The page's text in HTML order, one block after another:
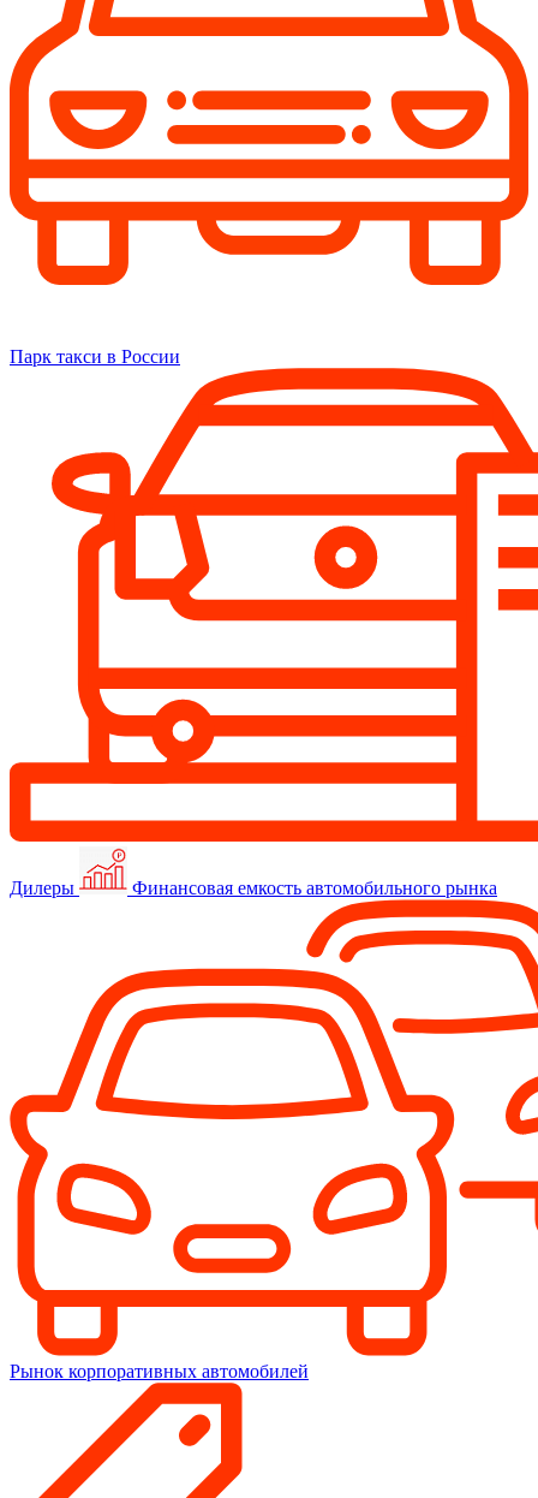
Парк такси в России
Дилеры Финансовая емкость автомобильного рынка
Рынок корпоративных автомобилей